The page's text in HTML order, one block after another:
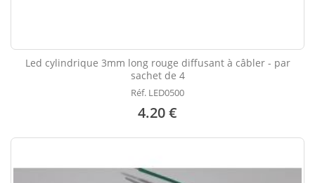
Led cylindrique 3mm long rouge diffusant à câbler - par
sachet de 4
Réf. LED0500
4.20 €